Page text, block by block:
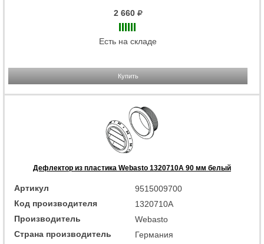
2 660
Есть на складе
Купить
Дефлектор из пластика Webasto 1320710A 90 мм белый
Артикул
9515009700
Код производителя
1320710A
Производитель
Webasto
Страна производитель
Германия